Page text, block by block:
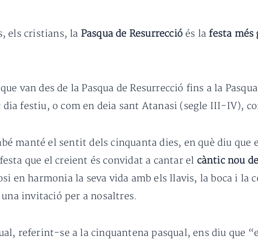
els cristians, la Pasqua de Resurrecció és lafesta més
van des de la Pasqua de Resurrecció fins a la
dia festiu, o com en deia sant Atanasi (segle III-IV),
manté el sentit dels cinquanta dies, en què diu que
que el creient és convidat a cantar el càntic nou
en harmonia la seva vida amb els llavis, la boca i la
invitació per a nosaltres.
referint-se a la cinquantena pasqual, ens diu que